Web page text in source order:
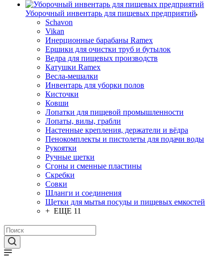
Уборочный инвентарь для пищевых предприятий
Schavon
Vikan
Инерционные барабаны Ramex
Ершики для очистки труб и бутылок
Ведра для пищевых производств
Катушки Ramex
Весла-мешалки
Инвентарь для уборки полов
Кисточки
Ковши
Лопатки для пищевой промышленности
Лопаты, вилы, грабли
Настенные крепления, держатели и вёдра
Пенокомплекты и пистолеты для подачи воды
Рукоятки
Ручные щетки
Сгоны и сменные пластины
Скребки
Совки
Шланги и соединения
Щетки для мытья посуды и пищевых емкостей
+ ЕЩЕ 11